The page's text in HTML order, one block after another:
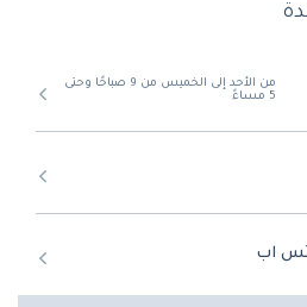
من الأحد إلى الخميس من 9 صباحًا وحتى
5 مساءً
اب